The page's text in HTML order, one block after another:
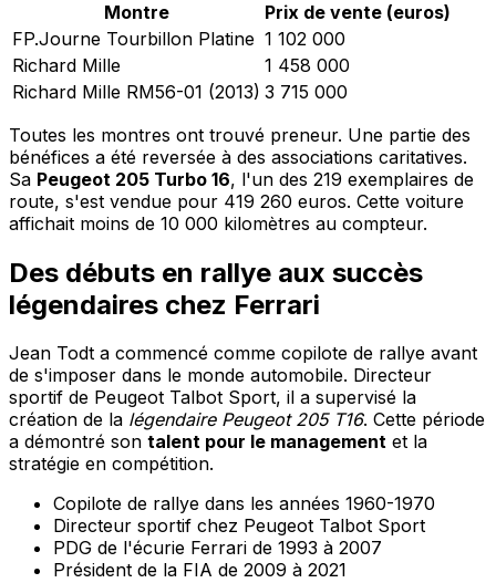
Montre
Prix de vente (euros)
FP.Journe Tourbillon Platine 1 102 000
Richard Mille
1 458 000
Richard Mille RM56-01 (2013) 3 715 000
Toutes les montres ont trouvé preneur. Une partie des
bénéfices a été reversée à des associations caritatives.
Sa Peugeot 205 Turbo 16, l'un des 219 exemplaires de
route, s'est vendue pour 419 260 euros. Cette voiture
affichait moins de 10 000 kilomètres au compteur.
Des débuts en rallye aux succès
légendaires chez Ferrari
Jean Todt a commencé comme copilote de rallye avant
de s'imposer dans le monde automobile. Directeur
sportif de Peugeot Talbot Sport, il a supervisé la
création de la légendaire Peugeot 205 T16. Cette période
a démontré son talent pour le management et la
stratégie en compétition.
Copilote de rallye dans les années 1960-1970
Directeur sportif chez Peugeot Talbot Sport
PDG de l'écurie Ferrari de 1993 à 2007
Président de la FIA de 2009 à 2021